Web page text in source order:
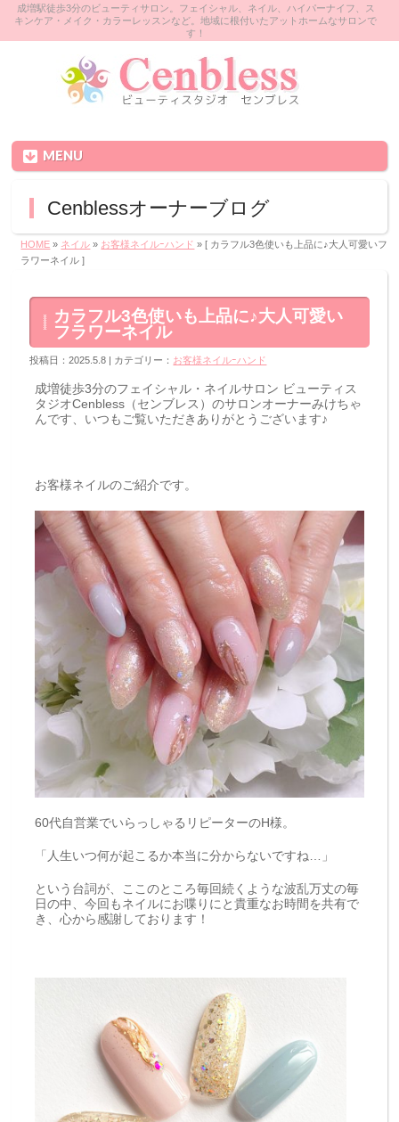
成増駅徒歩3分のビューティサロン。フェイシャル、ネイル、ハイパーナイフ、ス
キンケア・メイク・カラーレッスンなど。地域に根付いたアットホームなサロンで
す！
MENU
Cenblessオーナーブログ
HOME » ネイル » お客様ネイルｰハンド » [ カラフル3色使いも上品に♪大人可愛いフ
ラワーネイル ]
カラフル3色使いも上品に♪大人可愛い
フラワーネイル
投稿日：2025.5.8 | カテゴリー： お客様ネイルｰハンド
成増徒歩3分のフェイシャル・ネイルサロン ビューティス
タジオCenbless（センブレス）のサロンオーナーみけちゃ
んです、いつもご覧いただきありがとうございます♪
お客様ネイルのご紹介です。
60代自営業でいらっしゃるリピーターのH様。
「人生いつ何が起こるか本当に分からないですね…」
という台詞が、ここのところ毎回続くような波乱万丈の毎
日の中、今回もネイルにお喋りにと貴重なお時間を共有で
き、心から感謝しております！